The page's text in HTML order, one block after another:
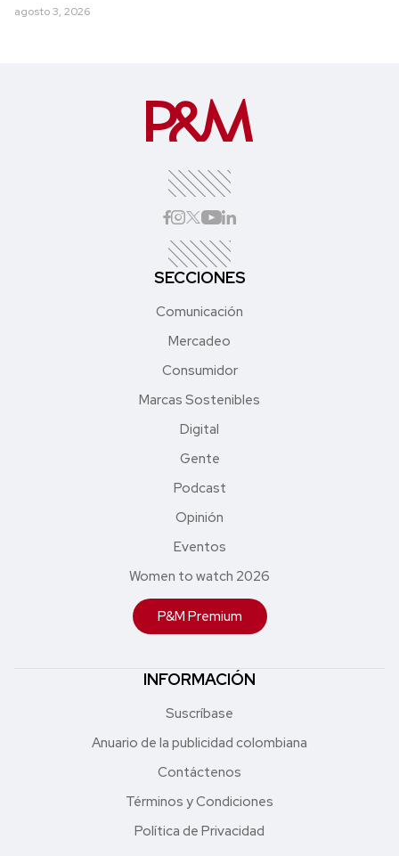
agosto 3, 2026
SECCIONES
Comunicación
Mercadeo
Consumidor
Marcas Sostenibles
Digital
Gente
Podcast
Opinión
Eventos
Women to watch 2026
P&M Premium
INFORMACIÓN
Suscríbase
Anuario de la publicidad colombiana
Contáctenos
Términos y Condiciones
Política de Privacidad